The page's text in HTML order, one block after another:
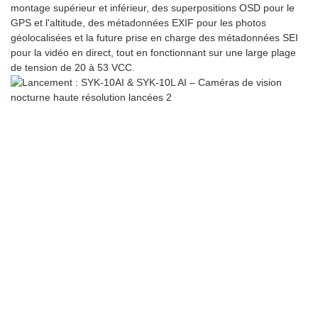
montage supérieur et inférieur, des superpositions OSD pour le
GPS et l'altitude, des métadonnées EXIF ​​pour les photos
géolocalisées et la future prise en charge des métadonnées SEI
pour la vidéo en direct, tout en fonctionnant sur une large plage
de tension de 20 à 53 VCC.